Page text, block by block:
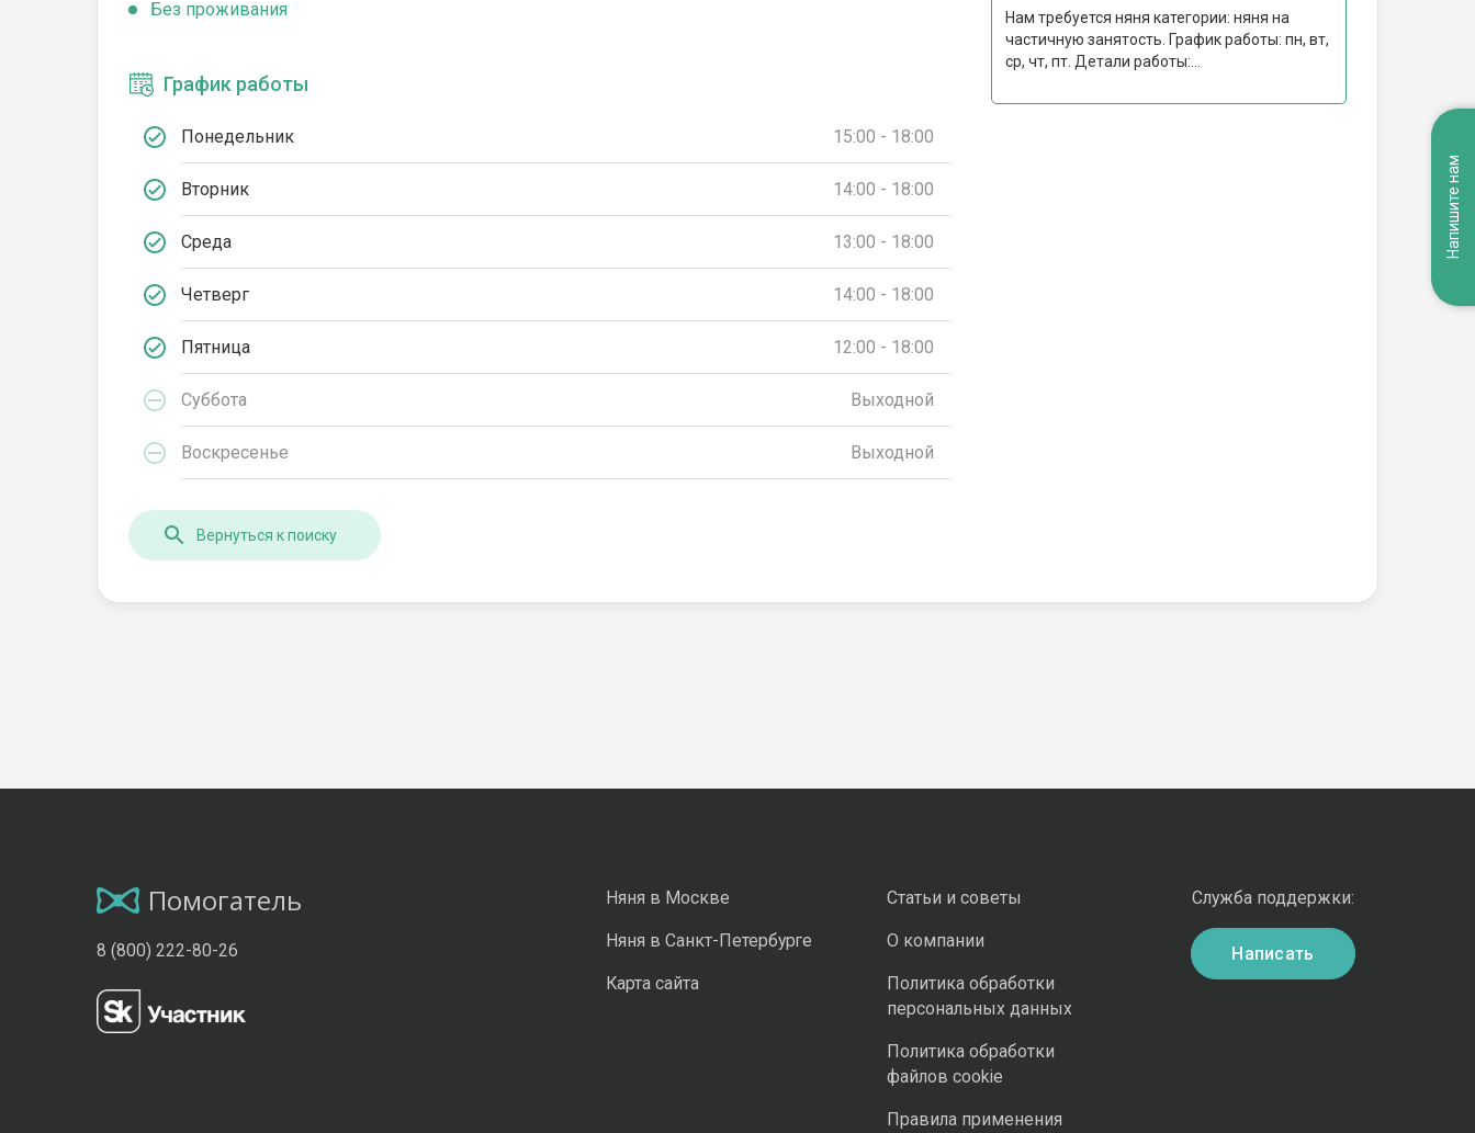
Без проживания
График работы
Понедельник 15:00 - 18:00
Вторник 14:00 - 18:00
Среда 13:00 - 18:00
Четверг 14:00 - 18:00
Пятница 12:00 - 18:00
Суббота Выходной
Воскресенье Выходной
Нам требуется няня категории: няня на
частичную занятость. График работы: пн, вт,
ср, чт, пт. Детали работы:...
Вернуться к поиску
Помогатель
8 (800) 222-80-26
Няня в Москве
Няня в Санкт-Петербурге
Карта сайта
Статьи и советы
О компании
Политика обработки
персональных данных
Политика обработки
файлов cookie
Правила применения
Служба поддержки:
Написать
Напишите нам